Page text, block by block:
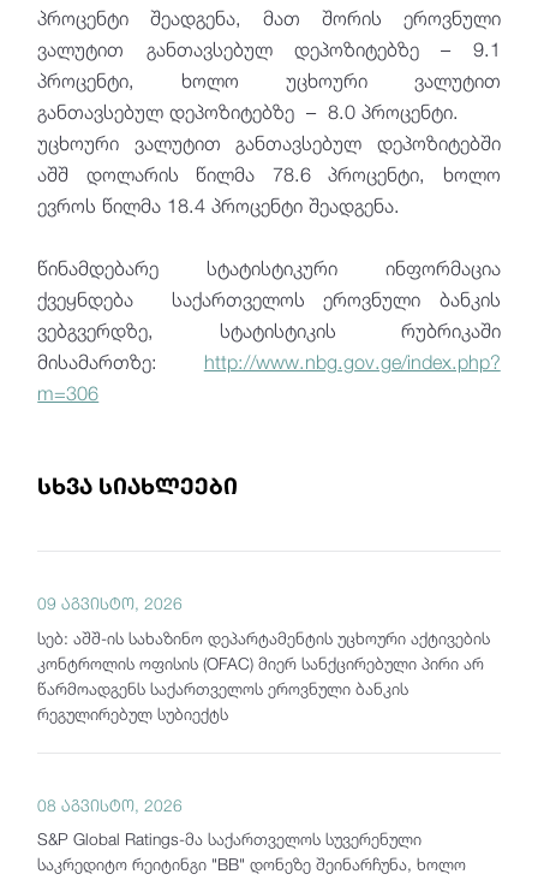
პროცენტი შეადგენა, მათ შორის ეროვნული
ვალუტით განთავსებულ დეპოზიტებზე – 9.1
პროცენტი, ხოლო უცხოური ვალუტით
განთავსებულ დეპოზიტებზე – 8.0 პროცენტი.
უცხოური ვალუტით განთავსებულ დეპოზიტებში
აშშ დოლარის წილმა 78.6 პროცენტი, ხოლო
ევროს წილმა 18.4 პროცენტი შეადგენა.
წინამდებარე სტატისტიკური ინფორმაცია
ქვეყნდება საქართველოს ეროვნული ბანკის
ვებგვერდზე, სტატისტიკის რუბრიკაში
მისამართზე: http://www.nbg.gov.ge/index.php?
m=306
სხვა სიახლეები
09 აგვისტო, 2026
სებ: აშშ-ის სახაზინო დეპარტამენტის უცხოური აქტივების
კონტროლის ოფისის (OFAC) მიერ სანქცირებული პირი არ
წარმოადგენს საქართველოს ეროვნული ბანკის
რეგულირებულ სუბიექტს
08 აგვისტო, 2026
S&P Global Ratings-მა საქართველოს სუვერენული
საკრედიტო რეიტინგი "BB" დონეზე შეინარჩუნა, ხოლო